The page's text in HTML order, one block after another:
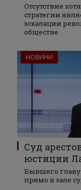
Отсутствие
стратегии
эскалации
обществе
НОВИНИ
Суд
юстиции
Бывшего
прямо в зале